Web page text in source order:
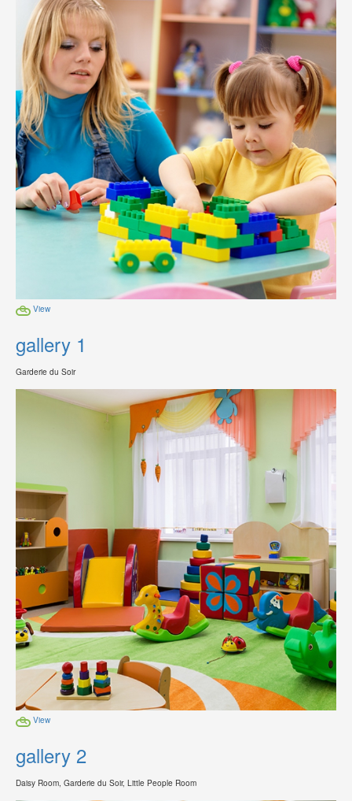
View
gallery 1
Garderie du Soir
View
gallery 2
Daisy Room, Garderie du Soir, Little People Room